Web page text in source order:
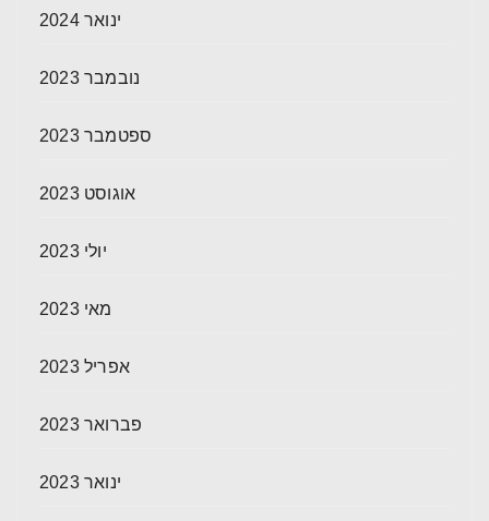
ינואר 2024
נובמבר 2023
ספטמבר 2023
אוגוסט 2023
יולי 2023
מאי 2023
אפריל 2023
פברואר 2023
ינואר 2023